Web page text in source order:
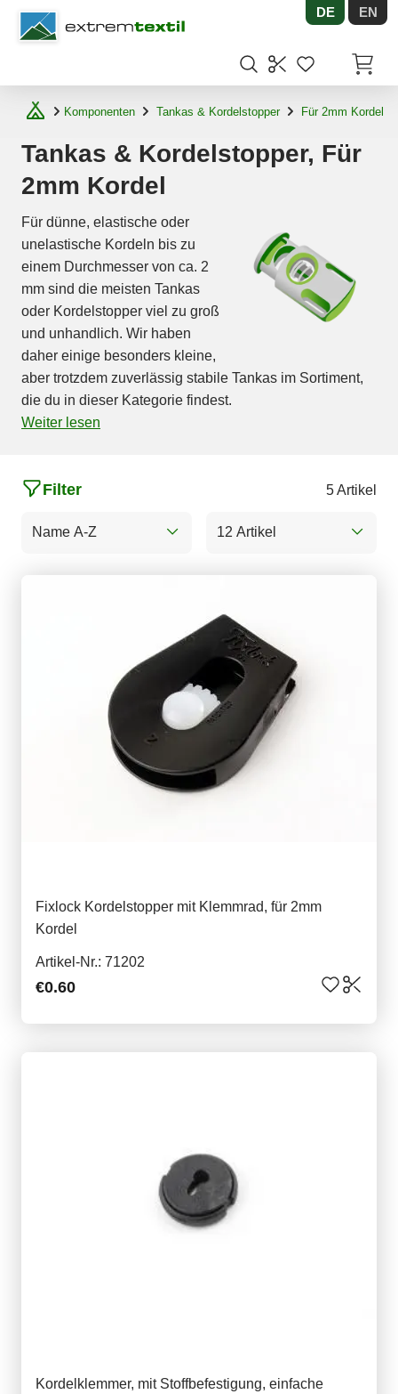
Shopware DE EN
Komponenten Tankas & Kordelstopper Für 2mm Kordel
Tankas & Kordelstopper, Für
2mm Kordel
Für dünne, elastische oder
unelastische Kordeln bis zu
einem Durchmesser von ca. 2
mm sind die meisten Tankas
oder Kordelstopper viel zu groß
und unhandlich. Wir haben
daher einige besonders kleine,
aber trotzdem zuverlässig stabile Tankas im Sortiment,
die du in dieser Kategorie findest.
Weiter lesen
Name A-Z
Filter 5 Artikel
12 Artikel
Fixlock Kordelstopper mit Klemmrad, für 2mm
Kordel
Artikel-Nr.: 71202
€0.60
Kordelklemmer, mit Stoffbefestigung, einfache